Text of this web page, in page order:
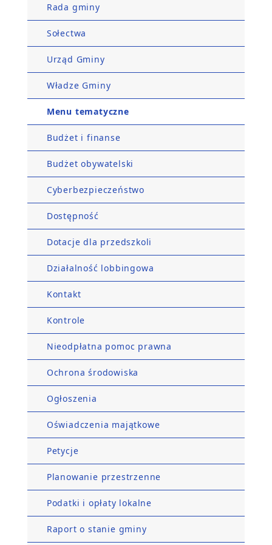
Rada gminy
Sołectwa
Urząd Gminy
Władze Gminy
Menu tematyczne
Budżet i finanse
Budżet obywatelski
Cyberbezpieczeństwo
Dostępność
Dotacje dla przedszkoli
Działalność lobbingowa
Kontakt
Kontrole
Nieodpłatna pomoc prawna
Ochrona środowiska
Ogłoszenia
Oświadczenia majątkowe
Petycje
Planowanie przestrzenne
Podatki i opłaty lokalne
Raport o stanie gminy